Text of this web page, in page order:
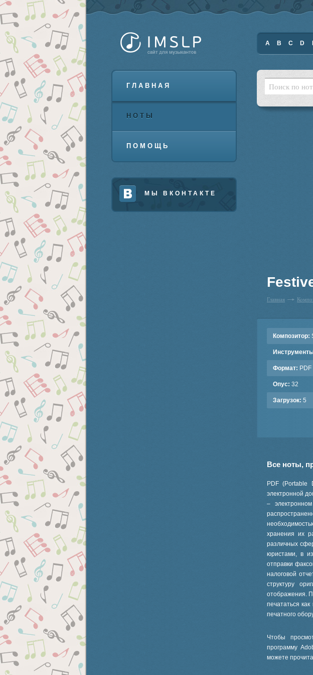
ГЛАВНАЯ
НОТЫ
ПОМОЩЬ
МЫ ВКОНТАКТЕ
A B C D
Главная
Композитор:
Формат: PDF
Опус: 32
Загрузок: 5
Все ноты,
PDF (Portable
электронной
–
хранения их
различных
юристами, в
отправки
налоговой
структуру
отображения.
печататься
печатного
Чтобы
программу
можете